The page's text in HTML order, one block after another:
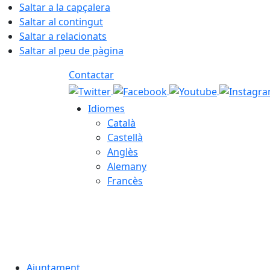
Saltar a la capçalera
Saltar al contingut
Saltar a relacionats
Saltar al peu de pàgina
Contactar
Idiomes
Català
Castellà
Anglès
Alemany
Francès